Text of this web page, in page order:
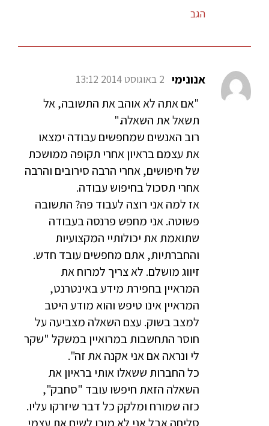
הגב
אנונימי 2 באוגוסט 2014 13:12
"אם אתה לא אוהב את התשובה, אל
תשאל את השאלה."
רוב האנשים שמחפשים עבודה ימצאו
את עצמם בראיון אחרי תקופה ממושכת
של חיפושים, אחרי הרבה סירובים והרבה
אחרי תסכול בחיפוש עבודה.
אז למה אני רוצה לעבוד פה? התשובה
פשוטה. אני מחפש פרנסה בעבודה
שתואמת את יכולותיי המקצועיות
והחברתיות, אתם מחפשים עובד חדש.
זיווג מושלם. לא צריך למרוח את
המראיין בחפירת מידע באינטרנט,
המראיין אינו טיפש והוא מודע היטב
למצב בשוק. עצם השאלה מצביעה על
חוסר התחשבות במרואיין במשקל "שקר
לי ונראה אם אני אקנה את זה".
כל החברות ששאלו אותי בראיון את
השאלה הזאת חיפשו עובד "סחבק",
כזה שמורח ומלקק כל דבר שיזרקו עליו.
סליחה אבל אני לא מוכן לשים את עצמי